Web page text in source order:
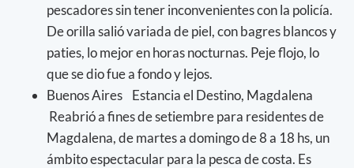
pescadores sin tener inconvenientes con la policía.
De orilla salió variada de piel, con bagres blancos y
paties, lo mejor en horas nocturnas. Peje flojo, lo
que se dio fue a fondo y lejos.
Buenos Aires Estancia el Destino, Magdalena
Reabrió a fines de setiembre para residentes de
Magdalena, de martes a domingo de 8 a 18 hs, un
ámbito espectacular para la pesca de costa. Es